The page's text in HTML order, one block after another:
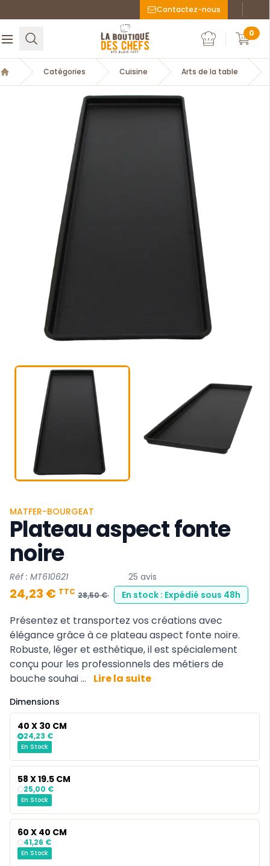
Contactez-nous
Ouvrir le menuRechercher
La Boutique des chefs
Mon compte
Mon
0
Accueil
Catégories Cuisine Arts de la table
MATFER-BOURGEAT
Plateau aspect fonte
noire
Réf : MT610621 25 avis
24,23 € TTC 28,50 € En stock : Expédié sous 48h
Présentez et transportez vos créations avec
élégance grâce à ce plateau aspect fonte noire.
Robuste, léger et esthétique, il est spécialement
conçu pour les professionnels des métiers de
bouche souhai ...
Lire la suite
Dimensions
40 X 30 CM
24,23 €
En Stock
58 X 19.5 CM
25,00 €
En Stock
60 X 40 CM
41,26 €
En Stock